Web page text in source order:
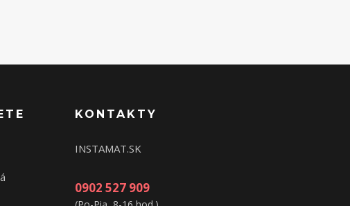
KONTAKTY
INSTAMAT.SK
0902 527 909